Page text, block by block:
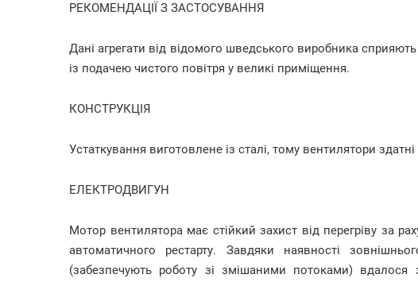
РЕКОМЕНДАЦІЇ З ЗАСТОСУВАННЯ
Дані агрегати від відомого шведського виробника
із подачею чистого повітря у великі приміщення.
КОНСТРУКЦІЯ
Устаткування виготовлене із сталі, тому вентилятори
ЕЛЕКТРОДВИГУН
Мотор вентилятора має стійкий захист від перегріву за
автоматичного рестарту. Завдяки наявності
(забезпечують роботу зі змішаними потоками) вдалося